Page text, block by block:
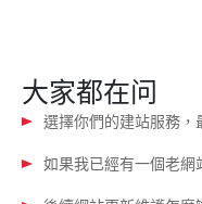
大家都在问
選擇你們的建站服務，
如果我已經有一個老網